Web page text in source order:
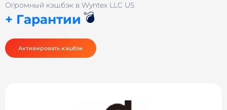
Огромный кэшбэк в Wyntex LLC US
+ Гарантии 💣
Активировать кэшбэк